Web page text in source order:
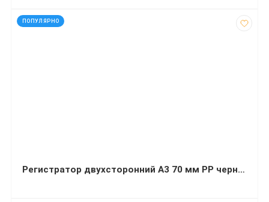
ПОПУЛЯРНО
код: 92011
Регистратор двухсторонний А3 70 мм РР черный Buromax